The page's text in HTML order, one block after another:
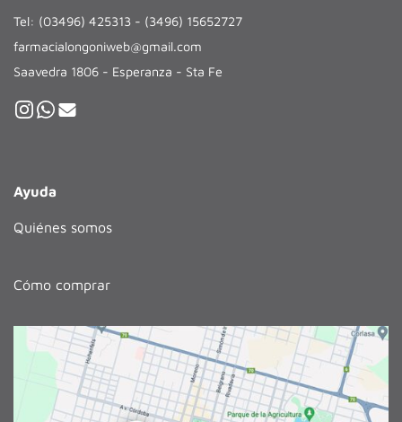
Tel: (03496) 425313 - (3496) 15652727
farmacialongoniweb@gmail.com
Saavedra 1806 - Esperanza - Sta Fe
Ayuda
Quiénes somos
Cómo comprar